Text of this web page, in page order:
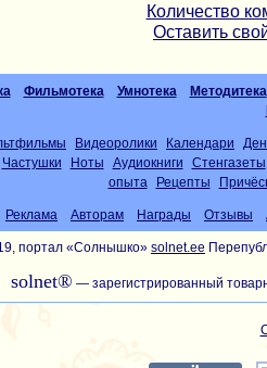
Количество
Оставить
Фильмотека Умнотека
Методитека
Видеоролики Календари
Частушки Ноты Аудиокниги
Стенгазеты
опыта
Рецепты
Реклама Авторам Награды Отзывы
портал «Солнышко» solnet.ee
solnet® — зарегистрированный